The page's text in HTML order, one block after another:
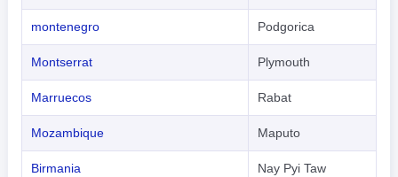
montenegro Podgorica
Montserrat Plymouth
Marruecos Rabat
Mozambique Maputo
Birmania Nay Pyi Taw